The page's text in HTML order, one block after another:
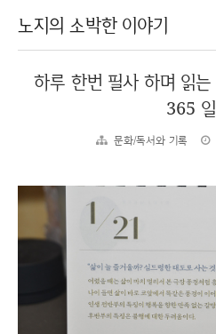
노지의 소박한 이야기
하루 한번 필사 하며 읽
365
문화/독서와 기록